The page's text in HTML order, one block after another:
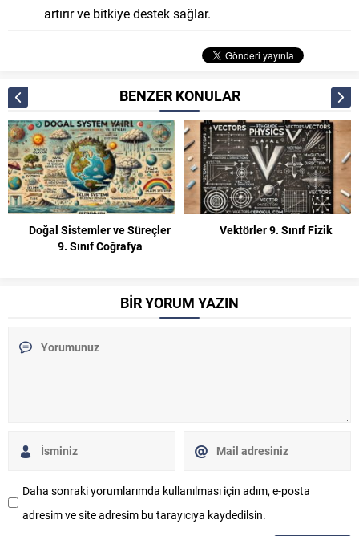
artırır ve bitkiye destek sağlar.
BENZER KONULAR
Doğal Sistemler ve Süreçler
9. Sınıf Coğrafya
Vektörler 9. Sınıf Fizik
BİR YORUM YAZIN
Daha sonraki yorumlarımda kullanılması için adım, e-posta
adresim ve site adresim bu tarayıcıya kaydedilsin.